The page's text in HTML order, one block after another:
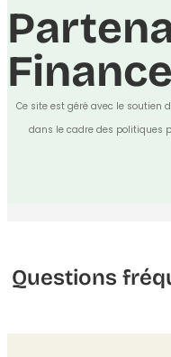
Ce site est géré avec le soutien
dans le cadre des politiques
Questions